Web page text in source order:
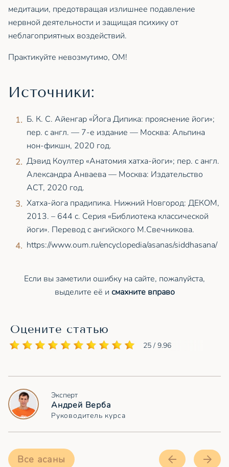
медитации, предотвращая излишнее подавление
нервной деятельности и защищая психику от
неблагоприятных воздействий.
Практикуйте невозмутимо, ОМ!
Источники:
Б. К. С. Айенгар «Йога Дипика: прояснение йоги»;
пер. с англ. — 7-е издание — Москва: Альпина
нон-фикшн, 2020 год.
Дэвид Коултер «Анатомия хатха-йоги»; пер. с англ.
Александра Анваева — Москва: Издательство
АСТ, 2020 год.
Хатха-йога прадипика. Нижний Новгород: ДЕКОМ,
2013. – 644 с. Серия «Библиотека классической
йоги». Перевод с ангийского М.Свечникова.
https://www.oum.ru/encyclopedia/asanas/siddhasana/
Если вы заметили ошибку на сайте, пожалуйста,
выделите её и смахните вправо
Оцените статью
25 / 9.96
Эксперт
Андрей Верба
Руководитель курса
Все асаны